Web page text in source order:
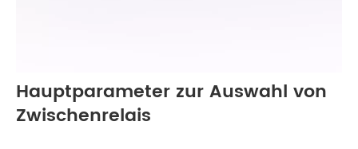
Hauptparameter zur Auswahl von
Zwischenrelais